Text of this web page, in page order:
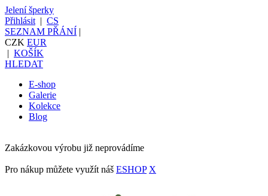
Jelení šperky
Přihlásit | CS
SEZNAM PŘÁNÍ |
CZK EUR
| KOŠÍK
HLEDAT
E-shop
Galerie
Kolekce
Blog
Zakázkovou výrobu již neprovádíme
Pro nákup můžete využít náš ESHOP X